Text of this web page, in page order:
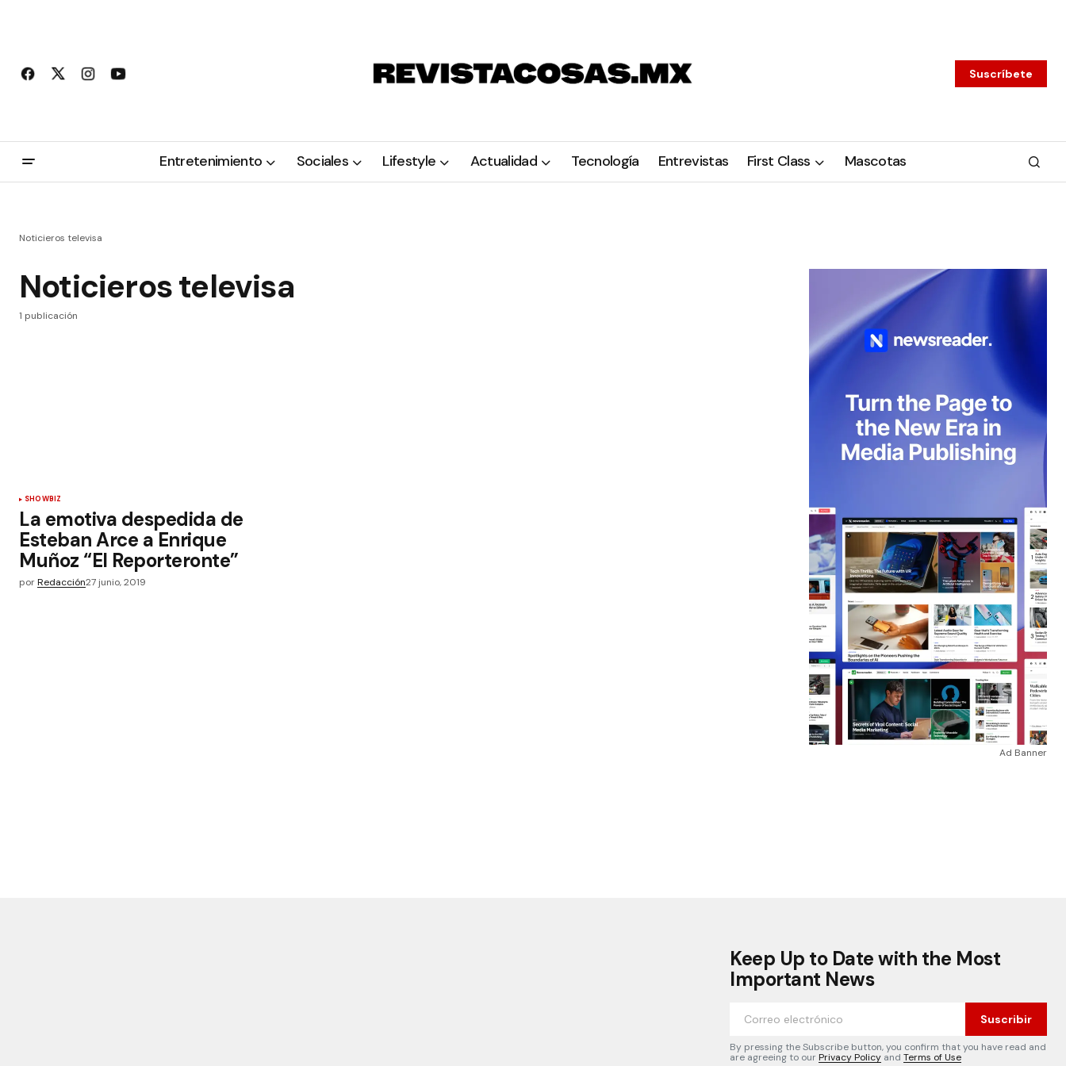
Suscríbete
Entretenimiento Sociales Lifestyle Actualidad Tecnología Entrevistas First Class Mascotas
Noticieros televisa
Noticieros televisa
1 publicación
SHOWBIZ
La emotiva despedida de
Esteban Arce a Enrique
Muñoz “El Reporteronte”
porRedacción27 junio, 2019
Ad Banner
Keep Up to Date with the Most
Important News
Suscribir
By pressing the Subscribe button, you confirm that you have read and
are agreeing to ourPrivacy Policy and Terms of Use